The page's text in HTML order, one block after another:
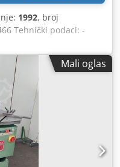
1992, broj
Tehnički podaci: -
Ah Uoha - Debljina
- pri čvrstoći
6 mm - Ugao
prekidač -
x D 800 mm - Težina
Mali oglas